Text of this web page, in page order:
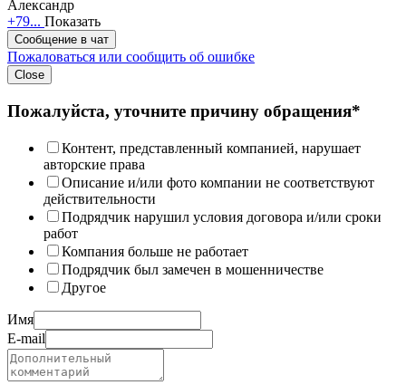
Александр
+79... Показать
Сообщение в чат
Пожаловаться или сообщить об ошибке
Close
Пожалуйста, уточните причину обращения*
Контент, представленный компанией, нарушает
авторские права
Описание и/или фото компании не соответствуют
действительности
Подрядчик нарушил условия договора и/или сроки
работ
Компания больше не работает
Подрядчик был замечен в мошенничестве
Другое
Имя
E-mail